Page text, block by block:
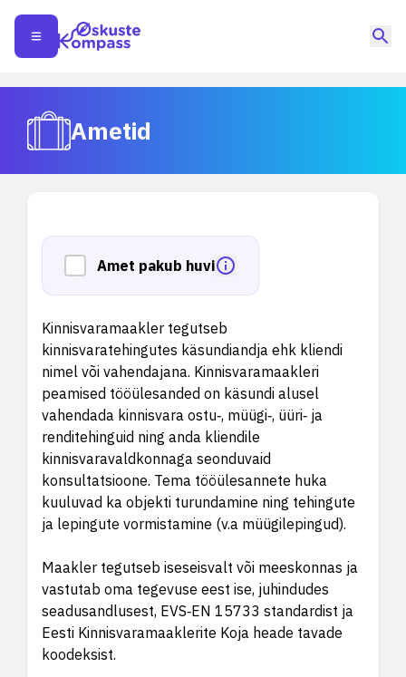
Ametid
Amet pakub huvi
Kinnisvaramaakler tegutseb
kinnisvaratehingutes käsundiandja ehk kliendi
nimel või vahendajana. Kinnisvaramaakleri
peamised tööülesanded on käsundi alusel
vahendada kinnisvara ostu‑, müügi‑, üüri‑ ja
renditehinguid ning anda kliendile
kinnisvaravaldkonnaga seonduvaid
konsultatsioone. Tema tööülesannete huka
kuuluvad ka objekti turundamine ning tehingute
ja lepingute vormistamine (v.a müügilepingud).
Maakler tegutseb iseseisvalt või meeskonnas ja
vastutab oma tegevuse eest ise, juhindudes
seadusandlusest, EVS‑EN 15733 standardist ja
Eesti Kinnisvaramaaklerite Koja heade tavade
koodeksist.